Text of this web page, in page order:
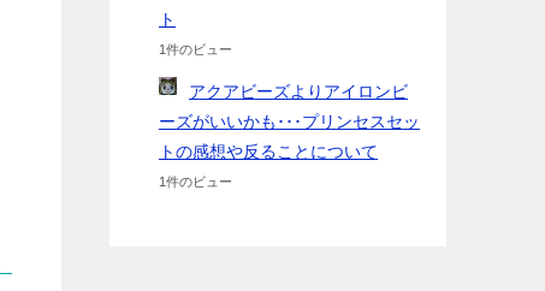
ト
1件のビュー
アクアビーズよりアイロンビ
ーズがいいかも･･･プリンセスセッ
トの感想や反ることについて
1件のビュー